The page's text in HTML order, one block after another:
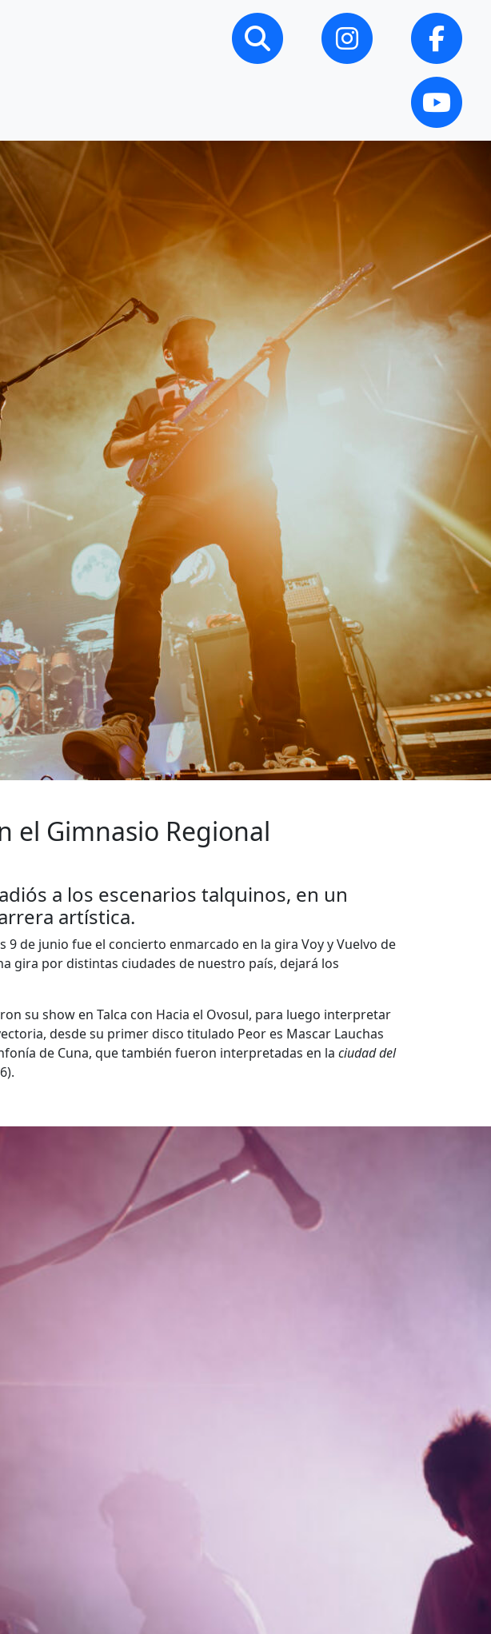
el Gimnasio Regional
a los escenarios talquinos, en un
artística.
9 de junio fue el concierto enmarcado en la gira Voy y Vuelvo de
gira por distintas ciudades de nuestro país, dejará los
su show en Talca con Hacia el Ovosul, para luego interpretar
desde su primer disco titulado Peor es Mascar Lauchas
de Cuna, que también fueron interpretadas en la ciudad del